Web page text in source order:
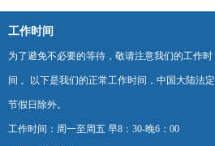
工作时间
为了避免不必要的等待，敬请注意我们的工作时
间 。以下是我们的正常工作时间，中国大陆法定
节假日除外。
工作时间：周一至周五 早8：30-晚6：00